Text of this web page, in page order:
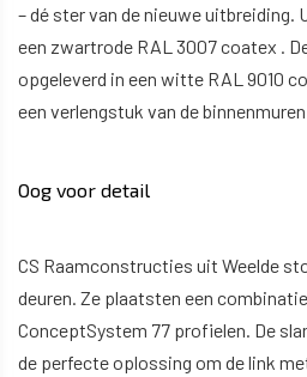
– dé ster van de nieuwe
een zwartrode RAL 3007 coatex .
opgeleverd in een witte RAL 9010
een verlengstuk van de
Oog voor detail
CS Raamconstructies uit Weelde
deuren. Ze plaatsten een
ConceptSystem 77 profielen. De
de perfecte oplossing om de link